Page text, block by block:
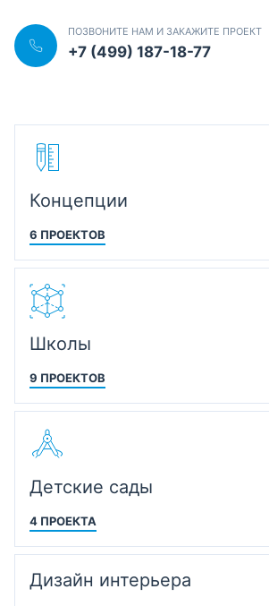
ПОЗВОНИТЕ НАМ И ЗАКАЖИТЕ ПРОЕКТ
+7 (499) 187-18-77
Концепции
6 ПРОЕКТОВ
Школы
9 ПРОЕКТОВ
Детские сады
4 ПРОЕКТА
Дизайн интерьера